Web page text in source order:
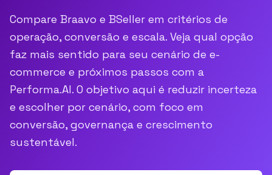
Compare Braavo e BSeller em critérios de
operação, conversão e escala. Veja qual opção
faz mais sentido para seu cenário de e-
commerce e próximos passos com a
Performa.AI. O objetivo aqui é reduzir incerteza
e escolher por cenário, com foco em
conversão, governança e crescimento
sustentável.